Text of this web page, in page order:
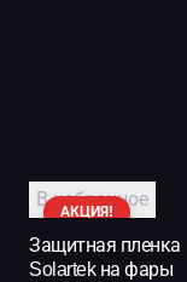
АКЦИЯ!
В избранное
Защитная пленка
Solartek на фары